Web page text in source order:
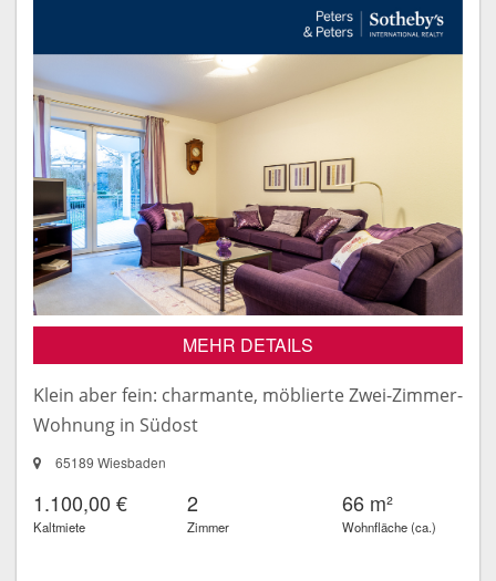
MEHR DETAILS
Klein aber fein: charmante, möblierte Zwei-Zimmer-
Wohnung in Südost
65189 Wiesbaden
1.100,00 €
Kaltmiete
2
Zimmer
66 m²
Wohnfläche (ca.)